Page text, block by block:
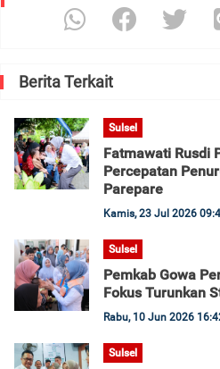
Berita Terkait
Sulsel
Fatmawati Rusdi
Percepatan
Parepare
Kamis, 23 Jul 2026
Sulsel
Pemkab Gowa
Fokus Turunkan
Rabu, 10 Jun 2026
Sulsel